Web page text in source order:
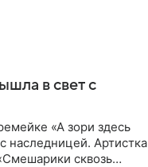
в свет с
«А зори здесь
наследницей. Артистка
сквозь